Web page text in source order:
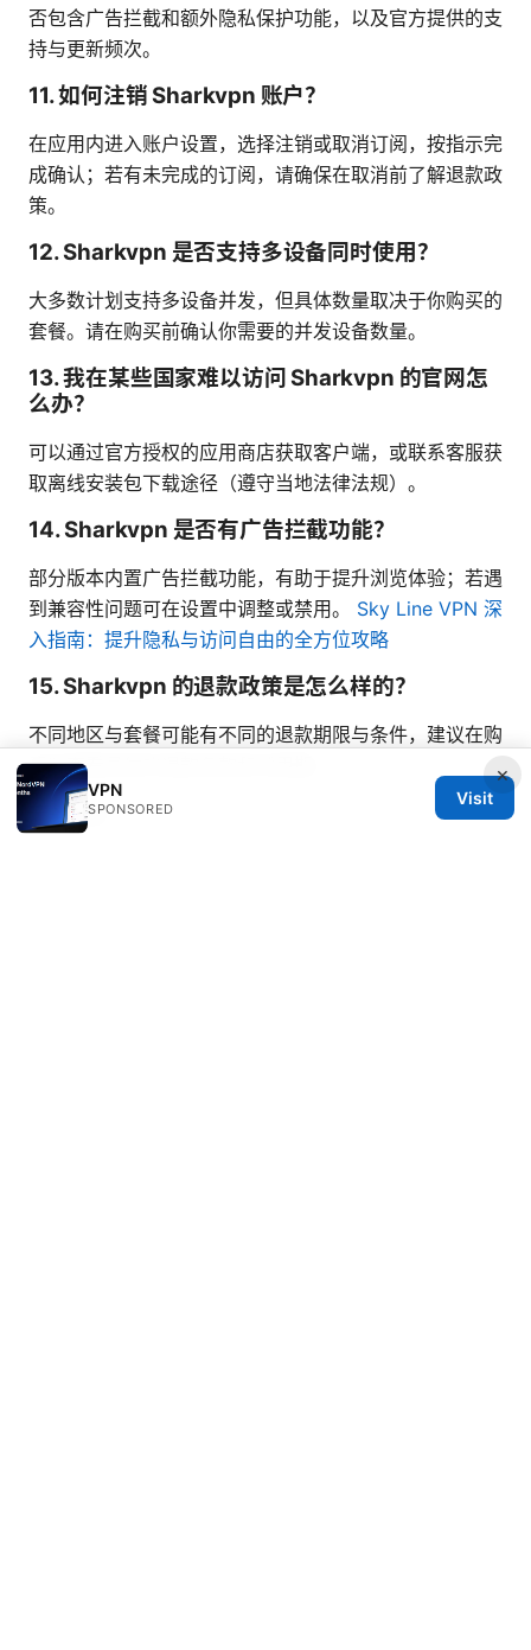
否包含广告拦截和额外隐私保护功能，以及官方提供的支
持与更新频次。
11. 如何注销 Sharkvpn 账户？
在应用内进入账户设置，选择注销或取消订阅，按指示完
成确认；若有未完成的订阅，请确保在取消前了解退款政
策。
12. Sharkvpn 是否支持多设备同时使用？
大多数计划支持多设备并发，但具体数量取决于你购买的
套餐。请在购买前确认你需要的并发设备数量。
13. 我在某些国家难以访问 Sharkvpn 的官网怎
么办？
可以通过官方授权的应用商店获取客户端，或联系客服获
取离线安装包下载途径（遵守当地法律法规）。
14. Sharkvpn 是否有广告拦截功能？
部分版本内置广告拦截功能，有助于提升浏览体验；若遇
到兼容性问题可在设置中调整或禁用。 Sky Line VPN 深
入指南：提升隐私与访问自由的全方位攻略
15. Sharkvpn 的退款政策是怎么样的？
不同地区与套餐可能有不同的退款期限与条件，建议在购
买时查看具体的退款条款和试用期。
FAQ 结束
×
VPN
SPONSORED
Visit